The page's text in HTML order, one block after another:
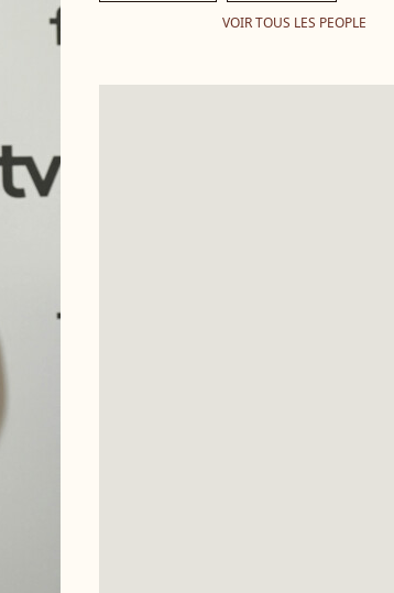
VOIR TOUS LES PEOPLE